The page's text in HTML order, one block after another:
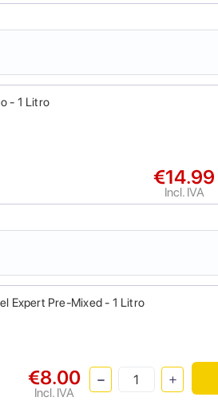
- 1 Litro
€14.99
Incl. IVA
Expert Pre-Mixed - 1 Litro
€8.00
Incl. IVA